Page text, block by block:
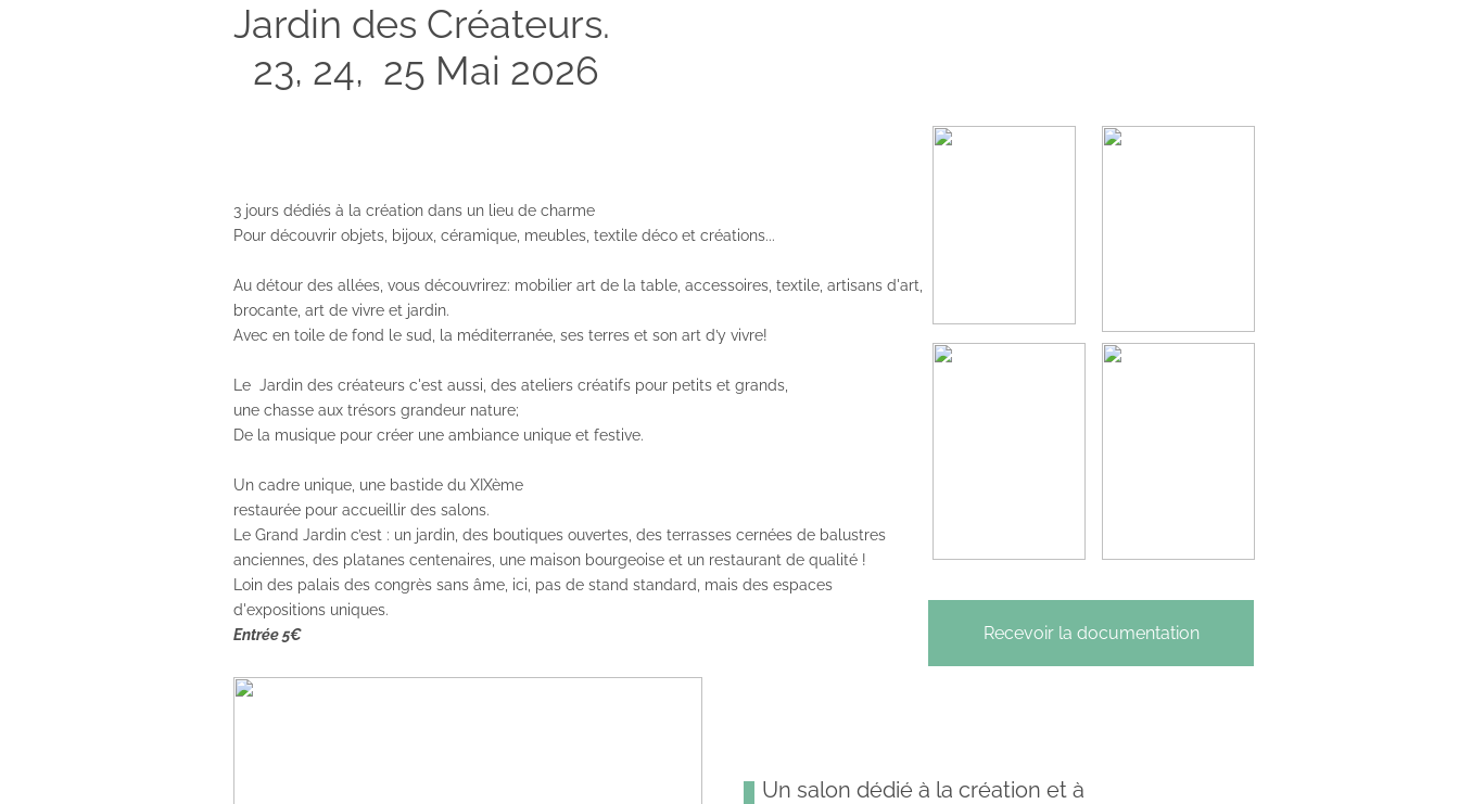
Jardin des Créateurs.
23, 24, 25 Mai 2026
3 jours dédiés à la création dans un lieu de charme
Pour découvrir objets, bijoux, céramique, meubles, textile déco et créations...
Au détour des allées, vous découvrirez: mobilier art de la table, accessoires, textile, artisans d'art,
brocante, art de vivre et jardin.
Avec en toile de fond le sud, la méditerranée, ses terres et son art d’y vivre!
Le Jardin des créateurs c'est aussi, des ateliers créatifs pour petits et grands,
une chasse aux trésors grandeur nature;
De la musique pour créer une ambiance unique et festive.
Un cadre unique, une bastide du XIXème
restaurée pour accueillir des salons.
Le Grand Jardin c’est : un jardin, des boutiques ouvertes, des terrasses cernées de balustres
anciennes, des platanes centenaires, une maison bourgeoise et un restaurant de qualité !
Loin des palais des congrès sans âme, ici, pas de stand standard, mais des espaces
d'expositions uniques.
Entrée 5€
Recevoir la documentation
Un salon dédié à la création et à